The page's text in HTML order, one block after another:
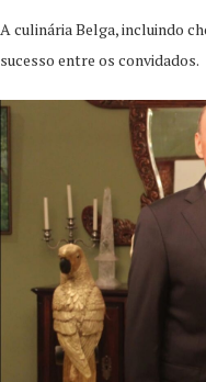
A culinária Belga, incluindo
sucesso entre os convidados.